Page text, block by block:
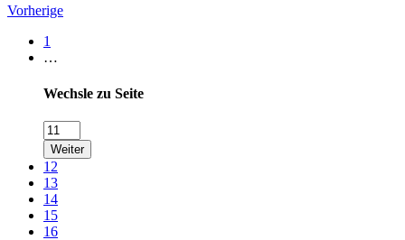
Vorherige
1
…
Wechsle zu Seite
Weiter
12
13
14
15
16